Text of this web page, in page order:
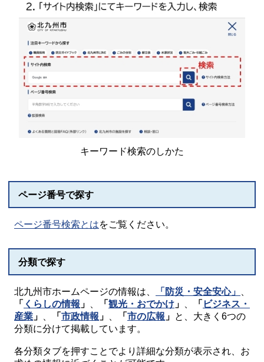
キーワード検索のしかた
ページ番号で探す
ページ番号検索とはをご覧ください。
分類で探す
北九州市ホームページの情報は、 「防災・安全安心」
「 くらしの情報 」 「 観光・おでかけ 」 「 ビジネス・
産業 」 「 市政情報 」 「 市の広報 」 と、大きく6つの
分類に分けて掲載しています。
各分類タブを押すことでより詳細な分類が表示され、お